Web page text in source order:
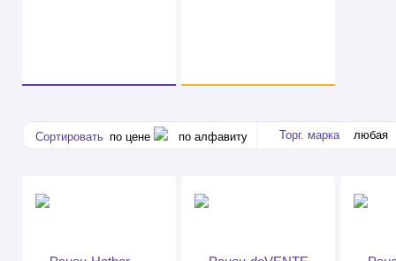
Сортировать по цене по алфавиту Торг. марка любая